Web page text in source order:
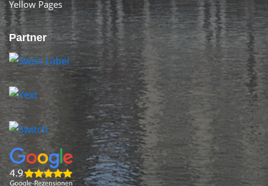
Yellow Pages
Partner